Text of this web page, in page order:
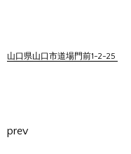
山口県山口市道場門前1-2-25
prev